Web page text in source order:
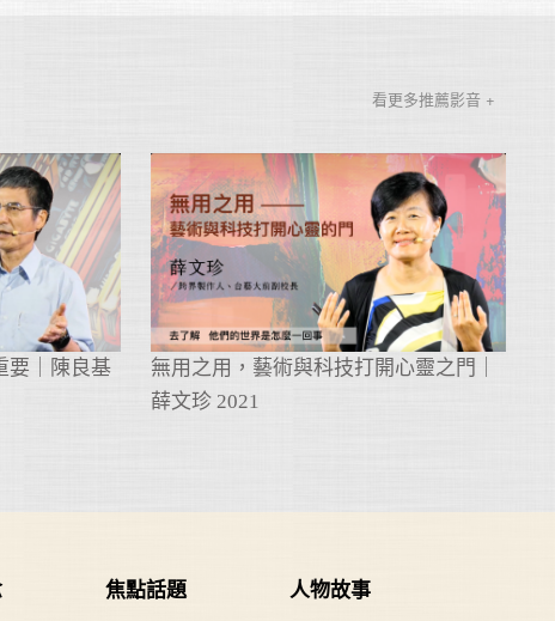
看更多推薦影音 +
要｜陳良基
無用之用，藝術與科技打開心靈之門｜
薛文珍 2021
焦點話題 人物故事